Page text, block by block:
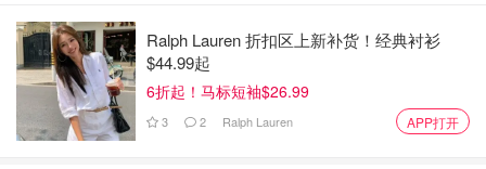
Ralph Lauren 折扣区上新补货！经典衬衫
$44.99起
6折起！马标短袖$26.99
3 2 Ralph Lauren APP打开